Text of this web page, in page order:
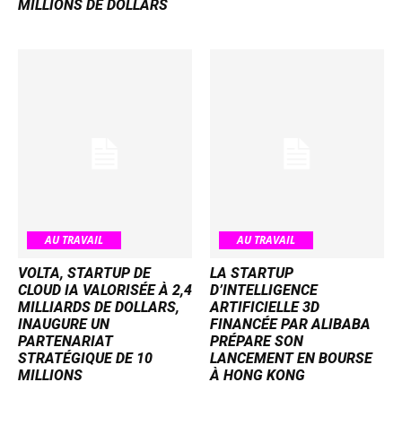
MILLIONS DE DOLLARS
AU TRAVAIL
VOLTA, STARTUP DE
CLOUD IA VALORISÉE À 2,4
MILLIARDS DE DOLLARS,
INAUGURE UN
PARTENARIAT
STRATÉGIQUE DE 10
MILLIONS
AU TRAVAIL
LA STARTUP
D’INTELLIGENCE
ARTIFICIELLE 3D
FINANCÉE PAR ALIBABA
PRÉPARE SON
LANCEMENT EN BOURSE
À HONG KONG